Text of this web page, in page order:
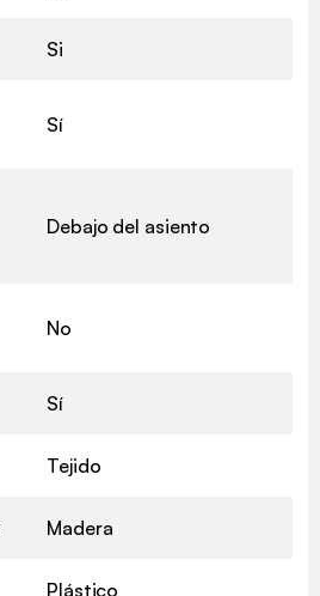
Si
Sí
Debajo del asiento
No
Sí
Tejido
Madera
Plástico